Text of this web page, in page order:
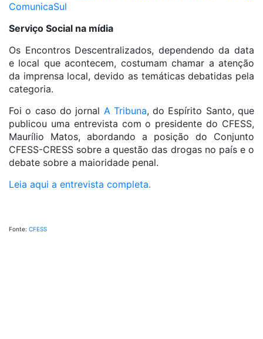
ComunicaSul
Serviço Social na mídia
Os Encontros Descentralizados, dependendo da data
e local que acontecem, costumam chamar a atenção
da imprensa local, devido as temáticas debatidas pela
categoria.
Foi o caso do jornal A Tribuna, do Espírito Santo, que
publicou uma entrevista com o presidente do CFESS,
Maurílio Matos, abordando a posição do Conjunto
CFESS-CRESS sobre a questão das drogas no país e o
debate sobre a maioridade penal.
Leia aqui a entrevista completa.
Fonte: CFESS